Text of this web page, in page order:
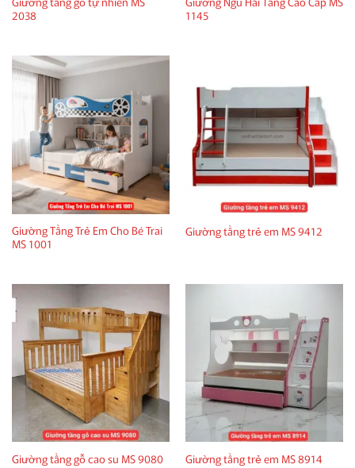
2038
1145
Giường Tầng Trẻ Em Cho Bé Trai
MS 1001
Giường tầng trẻ em MS 9412
Giường tầng gỗ cao su MS 9080 Giường tầng trẻ em MS 8914